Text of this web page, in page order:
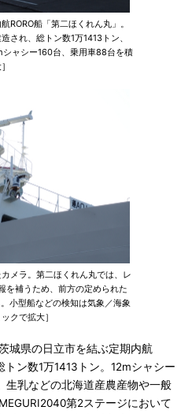
RORO船「第二ほくれん丸」。
され、総トン数1万1413トン、
ャシー160台、乗用車88台を積
メラ。第二ほくれん丸では、レ
を補うため、前方の定められた
小型船などの検知は気象／海象
クで拡大］
城県の日立市を結ぶ定期内航
トン数1万1413トン。12mシャシー
生乳などの北海道産農産物や一般
第2ステージにおいて